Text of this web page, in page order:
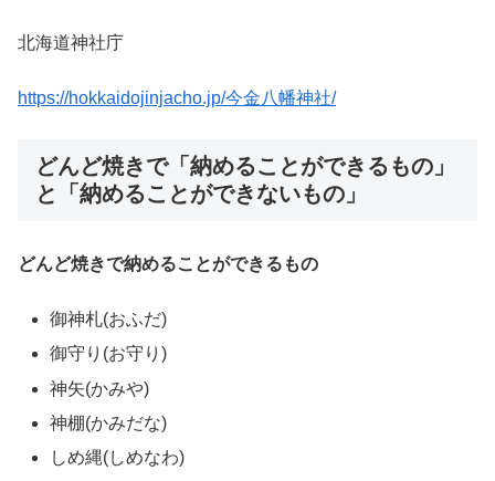
北海道神社庁
https://hokkaidojinjacho.jp/今金八幡神社/
どんど焼きで「納めることができるもの」
と「納めることができないもの」
どんど焼きで納めることができるもの
御神札(おふだ)
御守り(お守り)
神矢(かみや)
神棚(かみだな)
しめ縄(しめなわ)